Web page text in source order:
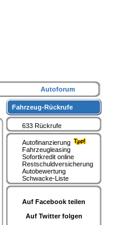
Fahrzeug-Rückrufe
633 Rückrufe
Autofinanzierung
Fahrzeugleasing
Sofortkredit online
Restschuldversicherung
Autobewertung
Schwacke-Liste
Auf Facebook teilen
Auf Twitter folgen
Autoforum